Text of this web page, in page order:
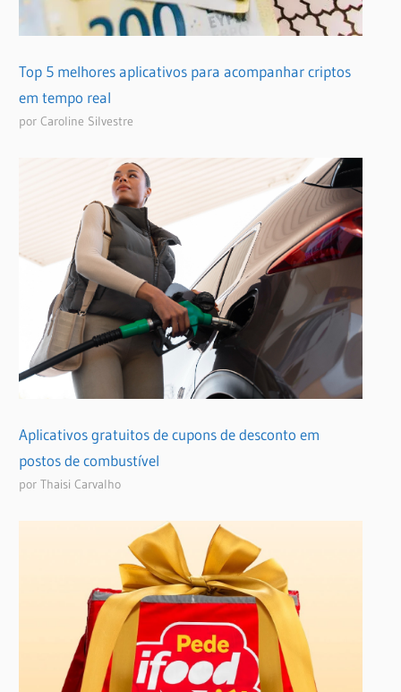
Top 5 melhores aplicativos para acompanhar criptos
em tempo real
por Caroline Silvestre
Aplicativos gratuitos de cupons de desconto em
postos de combustível
por Thaisi Carvalho